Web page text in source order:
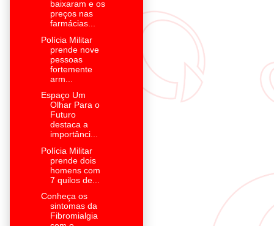
baixaram e os
preços nas
farmácias...
Polícia Militar
prende nove
pessoas
fortemente
arm...
Espaço Um
Olhar Para o
Futuro
destaca a
importânci...
Polícia Militar
prende dois
homens com
7 quilos de...
Conheça os
sintomas da
Fibromialgia